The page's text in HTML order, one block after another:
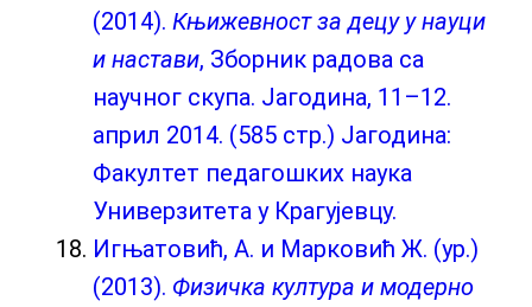
(2014). Књижевност за децу у науци
и настави, Зборник радова са
научног скупа. Јагодина, 11–12.
април 2014. (585 стр.) Јагодина:
Факултет педагошких наука
Универзитета у Крагујевцу.
Игњатовић, А. и Марковић Ж. (ур.)
(2013). Физичка култура и модерно